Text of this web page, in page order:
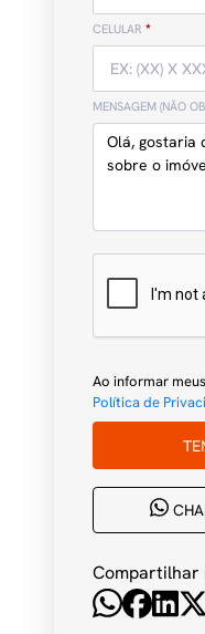
CELULAR *
MENSAGEM (NÃO
Ao informar
Política de
Compartilhar